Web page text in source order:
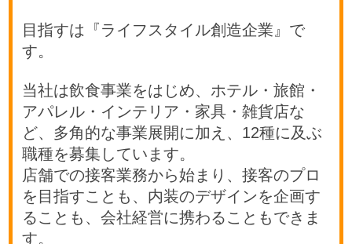
目指すは『ライフスタイル創造企業』で
す。
当社は飲食事業をはじめ、ホテル・旅館・
アパレル・インテリア・家具・雑貨店な
ど、多角的な事業展開に加え、12種に及ぶ
職種を募集しています。
店舗での接客業務から始まり、接客のプロ
を目指すことも、内装のデザインを企画す
ることも、会社経営に携わることもできま
す。